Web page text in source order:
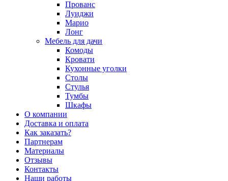
Прованс
Луиджи
Марио
Лонг
Мебель для дачи
Комоды
Кровати
Кухонные уголки
Столы
Стулья
Тумбы
Шкафы
О компании
Доставка и оплата
Как заказать?
Партнерам
Материалы
Отзывы
Контакты
Наши работы